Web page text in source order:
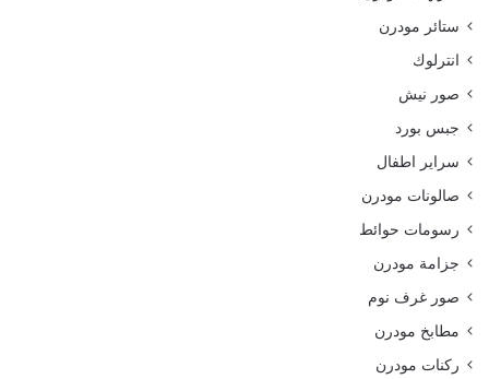
ستائر مودرن
انترلوك
صور نيش
جبس بورد
سراير اطفال
صالونات مودرن
رسومات حوائط
جزامة مودرن
صور غرف نوم
مطابخ مودرن
ركنات مودرن